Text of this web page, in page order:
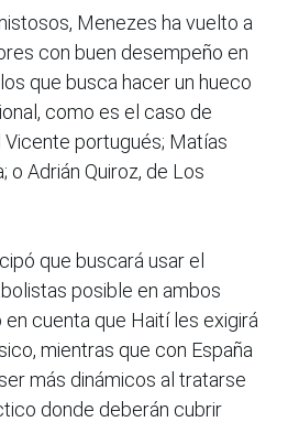
Menezes ha vuelto a
con buen desempeño en
que busca hacer un hueco
como es el caso de
Vicente portugués; Matías
o Adrián Quiroz, de Los
que buscará usar el
posible en ambos
cuenta que Haití les exigirá
mientras que con España
más dinámicos al tratarse
donde deberán cubrir